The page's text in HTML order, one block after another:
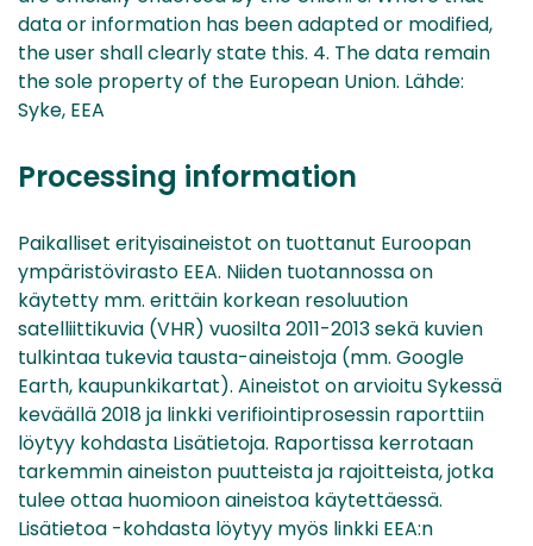
data or information has been adapted or modified,
the user shall clearly state this. 4. The data remain
the sole property of the European Union. Lähde:
Syke, EEA
Processing information
Paikalliset erityisaineistot on tuottanut Euroopan
ympäristövirasto EEA. Niiden tuotannossa on
käytetty mm. erittäin korkean resoluution
satelliittikuvia (VHR) vuosilta 2011-2013 sekä kuvien
tulkintaa tukevia tausta-aineistoja (mm. Google
Earth, kaupunkikartat). Aineistot on arvioitu Sykessä
keväällä 2018 ja linkki verifiointiprosessin raporttiin
löytyy kohdasta Lisätietoja. Raportissa kerrotaan
tarkemmin aineiston puutteista ja rajoitteista, jotka
tulee ottaa huomioon aineistoa käytettäessä.
Lisätietoa -kohdasta löytyy myös linkki EEA:n